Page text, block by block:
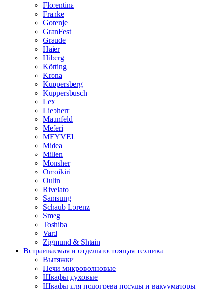
Florentina
Franke
Gorenje
GranFest
Graude
Haier
Hiberg
Körting
Krona
Kuppersberg
Kuppersbusch
Lex
Liebherr
Maunfeld
Meferi
MEYVEL
Midea
Millen
Monsher
Omoikiri
Oulin
Rivelato
Samsung
Schaub Lorenz
Smeg
Toshiba
Vard
Zigmund & Shtain
Встраиваемая и отдельностоящая техника
Вытяжки
Печи микроволновые
Шкафы духовые
Шкафы для подогрева посуды и вакууматоры